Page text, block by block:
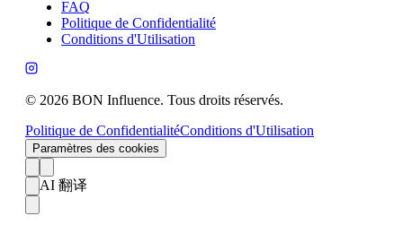
FAQ
Politique de Confidentialité
Conditions d'Utilisation
© 2026 BON Influence. Tous droits réservés.
Politique de ConfidentialitéConditions d'Utilisation
Paramètres des cookies
AI 翻译